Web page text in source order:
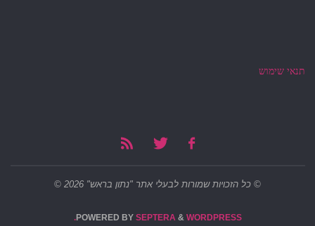
תנאי שימוש
© כל הזכויות שמורות לבעלי אתר "נתון בראש" 2026 ©
POWERED BYSEPTERA& WORDPRESS.